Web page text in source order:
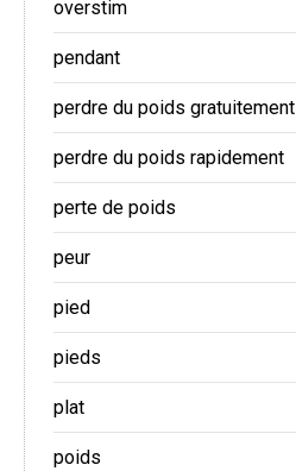
overstim
pendant
perdre du poids gratuitement
perdre du poids rapidement
perte de poids
peur
pied
pieds
plat
poids